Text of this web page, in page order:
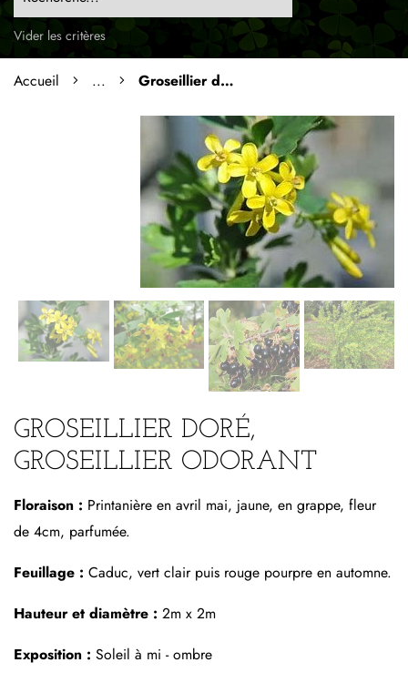
Vider les critères
Accueil ... Groseillier doré, groseillier odorant
GROSEILLIER DORÉ,
GROSEILLIER ODORANT
Floraison : Printanière en avril mai, jaune, en grappe, fleur
de 4cm, parfumée.
Feuillage : Caduc, vert clair puis rouge pourpre en automne.
Hauteur et diamètre : 2m x 2m
Exposition : Soleil à mi - ombre